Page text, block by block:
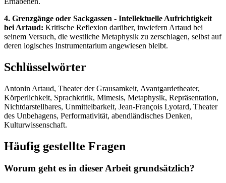
4. Grenzgänge oder Sackgassen - Intellektuelle Aufrichtigkeit
bei Artaud: Kritische Reflexion darüber, inwiefern Artaud bei
seinem Versuch, die westliche Metaphysik zu zerschlagen, selbst auf
deren logisches Instrumentarium angewiesen bleibt.
Schlüsselwörter
Antonin Artaud, Theater der Grausamkeit, Avantgardetheater,
Körperlichkeit, Sprachkritik, Mimesis, Metaphysik, Repräsentation,
Nichtdarstellbares, Unmittelbarkeit, Jean-François Lyotard, Theater
des Unbehagens, Performativität, abendländisches Denken,
Kulturwissenschaft.
Häufig gestellte Fragen
Worum geht es in dieser Arbeit grundsätzlich?